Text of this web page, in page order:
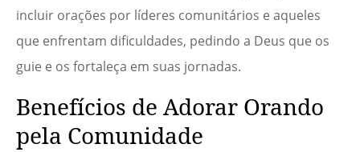
incluir orações por líderes comunitários e aqueles
que enfrentam dificuldades, pedindo a Deus que os
guie e os fortaleça em suas jornadas.
Benefícios de Adorar Orando
pela Comunidade